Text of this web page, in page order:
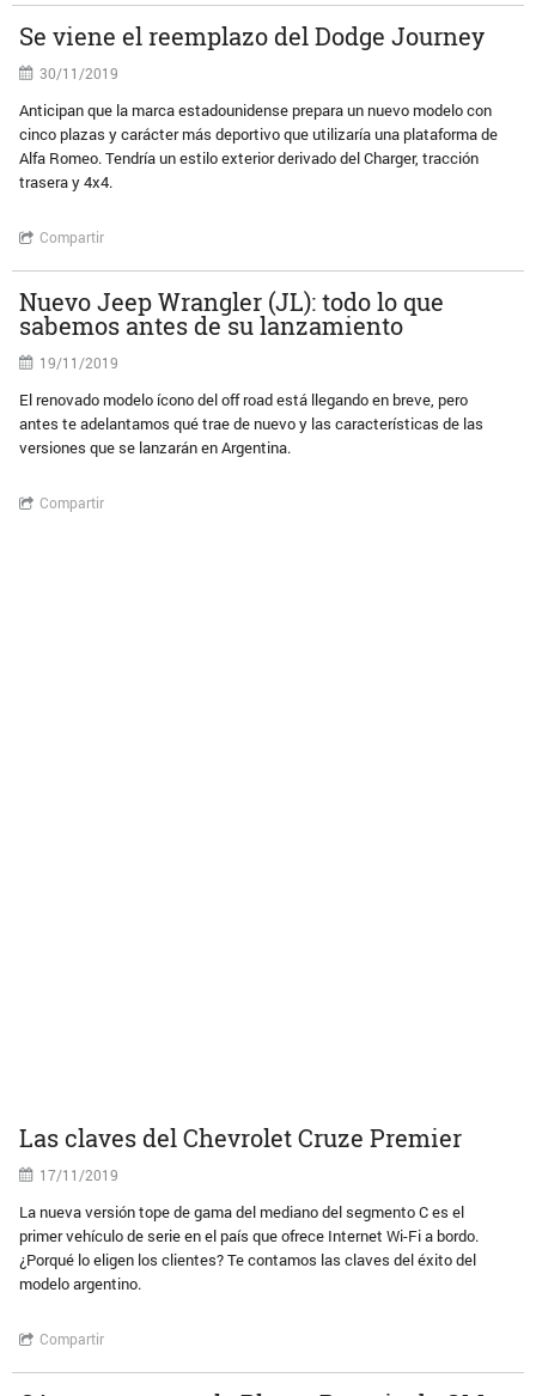
Se viene el reemplazo del Dodge Journey
30/11/2019
Anticipan que la marca estadounidense prepara un nuevo modelo con
cinco plazas y carácter más deportivo que utilizaría una plataforma de
Alfa Romeo. Tendría un estilo exterior derivado del Charger, tracción
trasera y 4x4.
Compartir
Nuevo Jeep Wrangler (JL): todo lo que
sabemos antes de su lanzamiento
19/11/2019
El renovado modelo ícono del off road está llegando en breve, pero
antes te adelantamos qué trae de nuevo y las características de las
versiones que se lanzarán en Argentina.
Compartir
Las claves del Chevrolet Cruze Premier
17/11/2019
La nueva versión tope de gama del mediano del segmento C es el
primer vehículo de serie en el país que ofrece Internet Wi-Fi a bordo.
¿Porqué lo eligen los clientes? Te contamos las claves del éxito del
modelo argentino.
Compartir